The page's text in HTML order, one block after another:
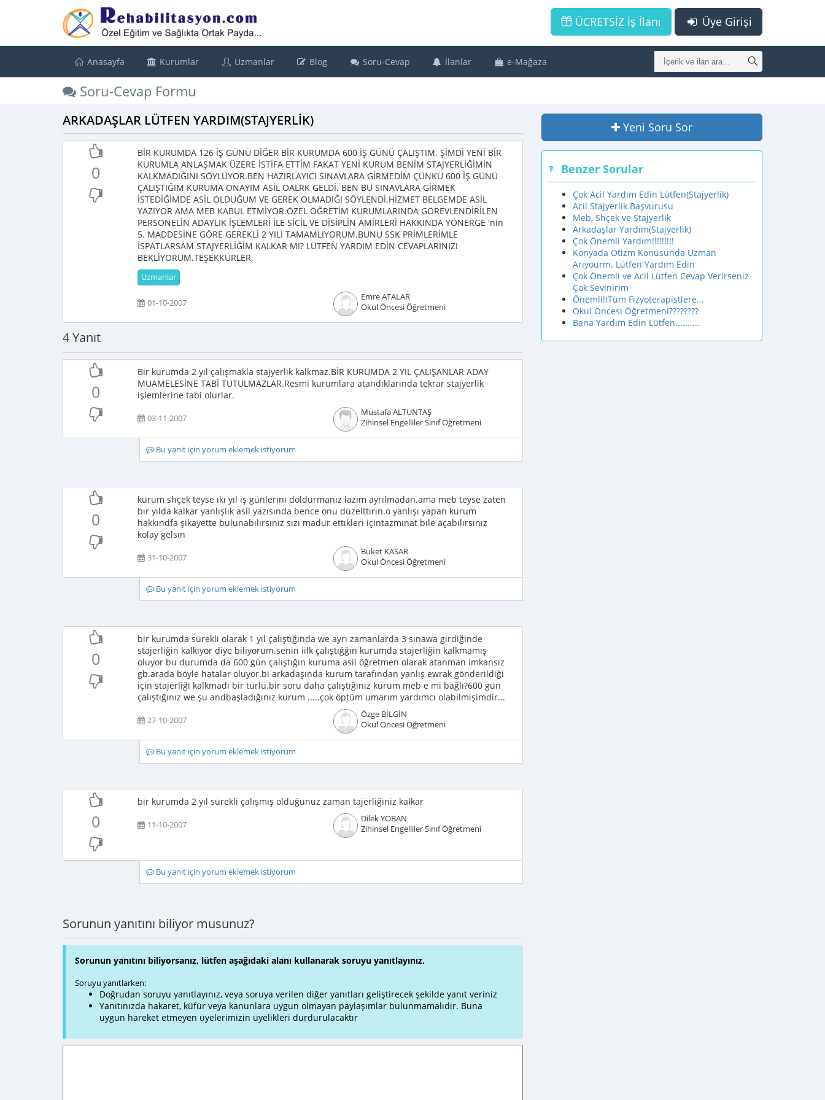
Üye Girişi
ÜCRETSİZ İş İlanı
Anasayfa Kurumlar Uzmanlar Blog Soru-Cevap İlanlar e-Mağaza
Soru-Cevap Formu
ARKADAŞLAR LÜTFEN YARDIM(STAJYERLİK)
0
BİR KURUMDA 126 İŞ GÜNÜ DİĞER BİR KURUMDA 600 İŞ GÜNÜ ÇALIŞTIM. ŞİMDİ YENİ BİR
KURUMLA ANLAŞMAK ÜZERE İSTİFA ETTİM FAKAT YENİ KURUM BENİM STAJYERLİĞİMİN
KALKMADIĞINI SÖYLÜYOR.BEN HAZIRLAYICI SINAVLARA GİRMEDİM ÇÜNKÜ 600 İŞ GÜNÜ
ÇALIŞTIĞIM KURUMA ONAYIM ASİL OALRK GELDİ. BEN BU SINAVLARA GİRMEK
İSTEDİĞİMDE ASİL OLDUĞUM VE GEREK OLMADIĞI SÖYLENDİ.HİZMET BELGEMDE ASİL
YAZIYOR AMA MEB KABUL ETMİYOR.ÖZEL ÖĞRETİM KURUMLARINDA GÖREVLENDİRİLEN
PERSONELİN ADAYLIK İŞLEMLERİ İLE SİCİL VE DİSİPLİN AMİRLERİ HAKKINDA YÖNERGE 'nin
5. MADDESİNE GÖRE GEREKLİ 2 YILI TAMAMLIYORUM.BUNU SSK PRİMLERİMLE
İSPATLARSAM STAJYERLİĞİM KALKAR MI? LÜTFEN YARDIM EDİN CEVAPLARINIZI
BEKLİYORUM.TEŞEKKÜRLER.
Uzmanlar
01-10-2007
Emre ATALAR
Okul Öncesi Öğretmeni
4 Yanıt
0
Bir kurumda 2 yıl çalışmakla stajyerlik kalkmaz.BİR KURUMDA 2 YIL ÇALIŞANLAR ADAY
MUAMELESİNE TABİ TUTULMAZLAR.Resmi kurumlara atandıklarında tekrar stajyerlik
işlemlerine tabi olurlar.
03-11-2007
Mustafa ALTUNTAŞ
Zihinsel Engelliler Sınıf Öğretmeni
Bu yanıt için yorum eklemek istiyorum
0
kurum shçek teyse ıkı yıl iş günlerını doldurmanız lazım ayrılmadan.ama meb teyse zaten
bır yılda kalkar yanlışlık asil yazısında bence onu düzelttırın.o yanlışı yapan kurum
hakkındfa şikayette bulunabılırsınız sızı madur ettıklerı içintazmınat bıle açabılırsınız
kolay gelsın
31-10-2007
Buket KASAR
Okul Öncesi Öğretmeni
Bu yanıt için yorum eklemek istiyorum
0
bir kurumda sürekli olarak 1 yıl çalıştığında we ayrı zamanlarda 3 sınawa girdiğinde
stajerliğin kalkıyor diye biliyorum.senin iilk çalıştığğın kurumda stajerliğin kalkmamış
oluyor bu durumda da 600 gün çalıştığın kuruma asil öğretmen olarak atanman imkansız
gb.arada böyle hatalar oluyor.bi arkadaşında kurum tarafından yanlış ewrak gönderildiği
için stajerliği kalkmadı bir türlü.bir soru daha çalıştığınız kurum meb e mi bağlı?600 gün
çalıştığınız we şu andbaşladığınız kurum .....çok öptüm umarım yardımcı olabilmişimdir...
27-10-2007
Özge BİLGİN
Okul Öncesi Öğretmeni
Bu yanıt için yorum eklemek istiyorum
0
bir kurumda 2 yıl sürekli çalışmış olduğunuz zaman tajerliğiniz kalkar
11-10-2007
Dilek YOBAN
Zihinsel Engelliler Sınıf Öğretmeni
Bu yanıt için yorum eklemek istiyorum
Sorunun yanıtını biliyor musunuz?
Sorunun yanıtını biliyorsanız, lütfen aşağıdaki alanı kullanarak soruyu yanıtlayınız.
Soruyu yanıtlarken:
Doğrudan soruyu yanıtlayınız, veya soruya verilen diğer yanıtları geliştirecek şekilde yanıt veriniz
Yanıtınızda hakaret, küfür veya kanunlara uygun olmayan paylaşımlar bulunmamalıdır. Buna
uygun hareket etmeyen üyelerimizin üyelikleri durdurulacaktır
Yeni Soru Sor
Benzer Sorular
Çok Acil Yardım Edin Lütfen(Stajyerlik)
Acil Stajyerlik Başvurusu
Meb, Shçek ve Stajyerlik
Arkadaşlar Yardım(Stajyerlik)
Çok Önemli Yardım!!!!!!!!!
Konyada Otizm Konusunda Uzman
Arıyourm. Lütfen Yardım Edin
Çok Önemli ve Acil Lütfen Cevap Verirseniz
Çok Sevinirim
Önemli!!Tüm Fizyoterapistlere...
Okul Öncesi Öğretmeni????????
Bana Yardım Edin Lütfen..........